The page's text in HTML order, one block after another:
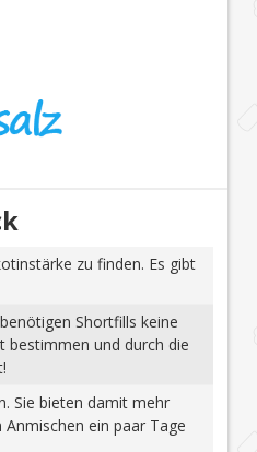
zu finden. Es gibt
Shortfills keine
bestimmen und durch die
Sie bieten damit mehr
ein paar Tage